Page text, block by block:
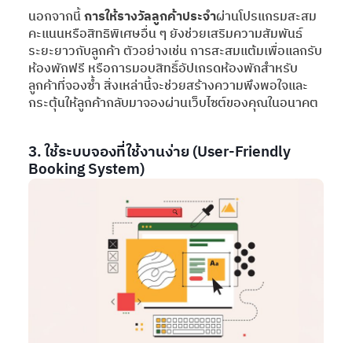
นอกจากนี้การให้รางวัลลูกค้าประจำผ่านโปรแกรมสะสม
คะแนนหรือสิทธิพิเศษอื่น ๆ ยังช่วยเสริมความสัมพันธ์
ระยะยาวกับลูกค้า ตัวอย่างเช่น การสะสมแต้มเพื่อแลกรับ
ห้องพักฟรี หรือการมอบสิทธิ์อัปเกรดห้องพักสำหรับ
ลูกค้าที่จองซ้ำ สิ่งเหล่านี้จะช่วยสร้างความพึงพอใจและ
กระตุ้นให้ลูกค้ากลับมาจองผ่านเว็บไซต์ของคุณในอนาคต
3. ใช้ระบบจองที่ใช้งานง่าย (User-Friendly
Booking System)